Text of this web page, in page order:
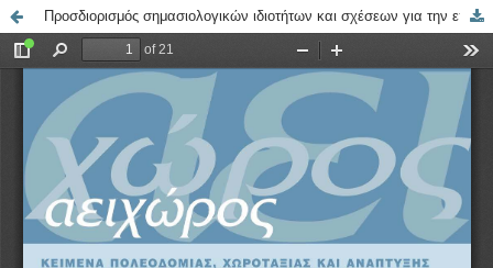
Προσδιορισμός σημασιολογικών ιδιοτήτων και σχέσεων για την επίλυση οντολογικής ετερογένειας